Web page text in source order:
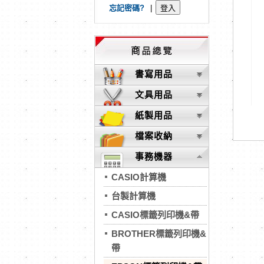
忘記密碼?
書寫用品
文具用品
紙製用品
檔案收納
事務機器
CASIO計算機
台製計算機
CASIO標籤列印機&帶
BROTHER標籤列印機&
帶